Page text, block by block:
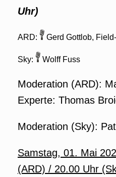
Uhr)
ARD: Gerd Gottlob,
Sky: Wolff Fuss
Moderation (ARD):
Experte: Thomas
Moderation (Sky):
Samstag, 01. Mai
(ARD) / 20.00 Uhr